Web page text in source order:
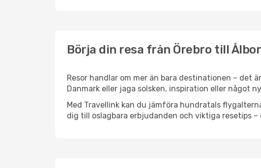
Börja din resa från Örebro till
Resor handlar om mer än bara destinationen – det
Danmark eller jaga solsken, inspiration eller något
Med Travellink kan du jämföra hundratals
dig till oslagbara erbjudanden och viktiga resetips